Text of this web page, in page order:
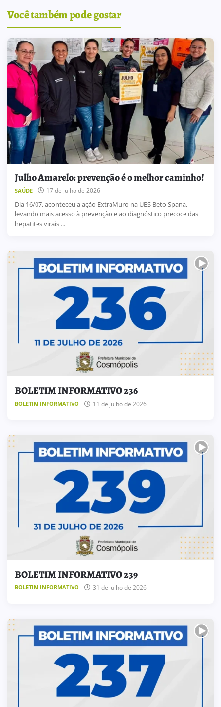
Você também pode gostar
Julho Amarelo: prevenção é o melhor caminho!
SAÚDE 17 de julho de 2026
Dia 16/07, aconteceu a ação ExtraMuro na UBS Beto Spana,
levando mais acesso à prevenção e ao diagnóstico precoce das
hepatites virais ...
BOLETIM INFORMATIVO 236
BOLETIM INFORMATIVO 11 de julho de 2026
BOLETIM INFORMATIVO 239
BOLETIM INFORMATIVO 31 de julho de 2026